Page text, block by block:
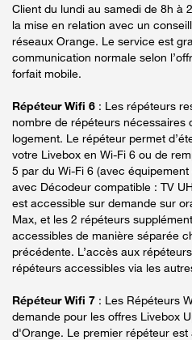
Client du lundi au samedi de 8h à
la mise en relation avec un
réseaux Orange. Le service est
communication normale selon
forfait mobile.
Répéteur Wifi 6 : Les répéteurs
nombre de répéteurs nécessaires
logement. Le répéteur permet
votre Livebox en Wi-Fi 6 ou de
5 par du Wi-Fi 6 (avec
avec Décodeur compatible : TV
est accessible sur demande sur
Max, et les 2 répéteurs
accessibles de manière séparée
précédente. L’accès aux
répéteurs accessibles via les
Répéteur Wifi 7 : Les Répéteurs
demande pour les offres Livebox
d'Orange. Le premier répéteur